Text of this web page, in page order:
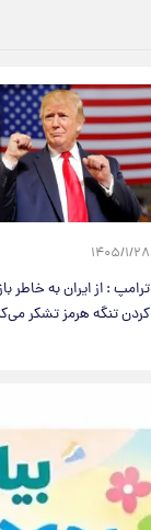
۱۴۰۵/۱/۲۸
ترامپ : از ایران به خاطر
کردن تنگه هرمز تشکر